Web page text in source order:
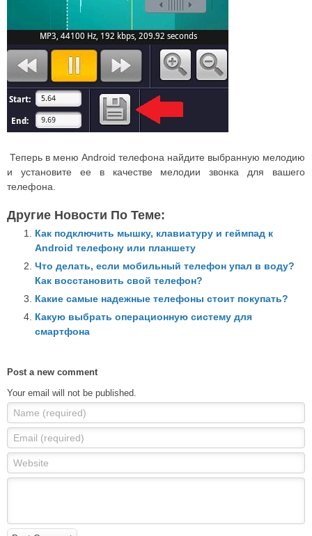
Теперь в меню Android телефона найдите выбранную мелодию
и установите ее в качестве мелодии звонка для вашего
телефона.
Другие Новости По Теме:
Как подключить мышку, клавиатуру и геймпад к
Android телефону или планшету
Что делать, если мобильный телефон упал в воду?
Как восстановить свой телефон?
Какие самые надежные телефоны стоит покупать?
Какую выбрать операционную систему для
смартфона
Post a new comment
Your email will not be published.
Name (required)
Email (required)
Website